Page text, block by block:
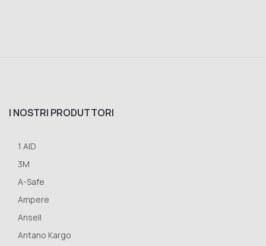
I NOSTRI PRODUTTORI
1 AID
3M
A-Safe
Ampere
Ansell
Antano Kargo